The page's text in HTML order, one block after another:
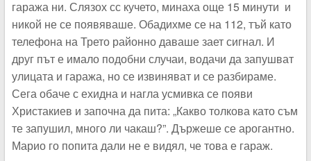
гаража ни. Слязох сс кучето, минаха още 15 минути и
никой не се появяваше. Обадихме се на 112, тъй като
телефона на Трето районно даваше зает сигнал. И
друг път е имало подобни случаи, водачи да запушват
улицата и гаража, но се извиняват и се разбираме.
Сега обаче с ехидна и нагла усмивка се появи
Христакиев и започна да пита: „Какво толкова като съм
те запушил, много ли чакаш?”. Държеше се арогантно.
Марио го попита дали не е видял, че това е гараж.